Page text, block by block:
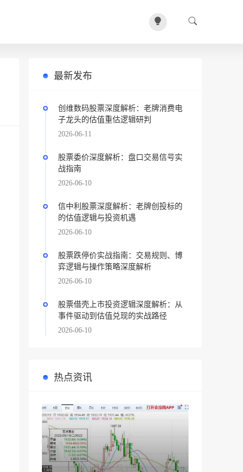
最新发布
创维数码股票深度解析：老牌消费电
子龙头的估值重估逻辑研判
2026-06-11
股票委价深度解析：盘口交易信号实
战指南
2026-06-10
信中利股票深度解析：老牌创投标的
的估值逻辑与投资机遇
2026-06-10
股票跌停价实战指南：交易规则、博
弈逻辑与操作策略深度解析
2026-06-10
股票借壳上市投资逻辑深度解析：从
事件驱动到估值兑现的实战路径
2026-06-10
热点资讯